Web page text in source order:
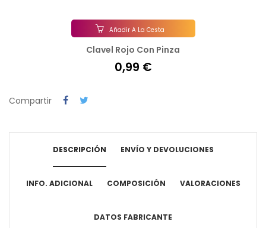
Añadir A La Cesta
Clavel Rojo Con Pinza
0,99 €
Compartir
DESCRIPCIÓN ENVÍO Y DEVOLUCIONES
INFO. ADICIONAL COMPOSICIÓN VALORACIONES
DATOS FABRICANTE